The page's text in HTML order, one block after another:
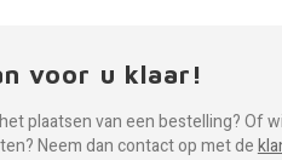
voor u klaar!
plaatsen van een bestelling? Of
Neem dan contact op met de